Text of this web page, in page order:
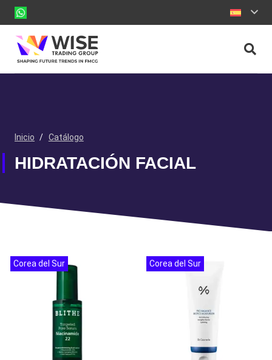
Inicio / Catálogo
HIDRATACIÓN FACIAL
Corea del Sur Corea del Sur